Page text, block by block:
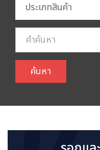
ประเภทสินค้า
ค้นหา